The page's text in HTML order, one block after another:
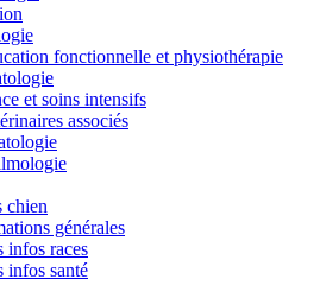
fonctionnelle et physiothérapie
et soins intensifs
associés
chien
générales
infos races
infos santé